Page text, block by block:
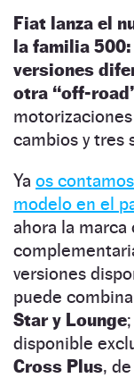
Fiat lanza el
la familia 500:
versiones
otra “off-
cambios y tres
Ya os
modelo en el
ahora la
versiones
puede
Star y Lounge
disponible
Cross Plus,